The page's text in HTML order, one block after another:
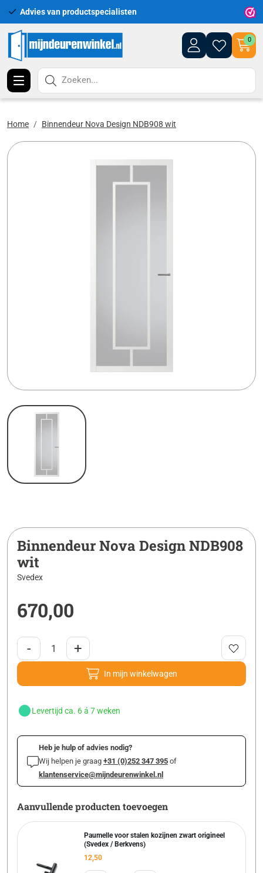
Advies van productspecialisten
0
Zoeken...
Home Binnendeur Nova Design NDB908 wit
Binnendeur Nova Design NDB908
wit
Svedex
670,00
- +
In mijn winkelwagen
Levertijd ca. 6 á 7 weken
Heb je hulp of advies nodig?
Wij helpen je graag +31 (0)252 347 395 of
klantenservice@mijndeurenwinkel.nl
Aanvullende producten toevoegen
Paumelle voor stalen kozijnen zwart origineel
(Svedex / Berkvens)
12,50